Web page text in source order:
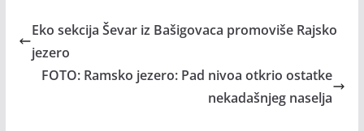
Eko sekcija Ševar iz Bašigovaca promoviše Rajsko
jezero
FOTO: Ramsko jezero: Pad nivoa otkrio ostatke
nekadašnjeg naselja